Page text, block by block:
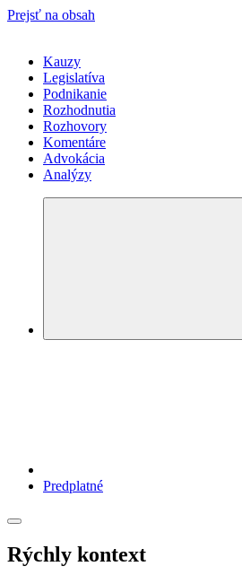
Prejsť na obsah
Kauzy
Legislatíva
Podnikanie
Rozhodnutia
Rozhovory
Komentáre
Advokácia
Analýzy
Predplatné
Rýchly kontext